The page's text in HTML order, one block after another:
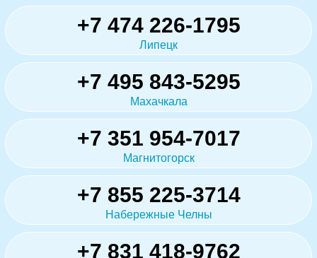
+7 474 226-1795
Липецк
+7 495 843-5295
Махачкала
+7 351 954-7017
Магнитогорск
+7 855 225-3714
Набережные Челны
+7 831 418-9762